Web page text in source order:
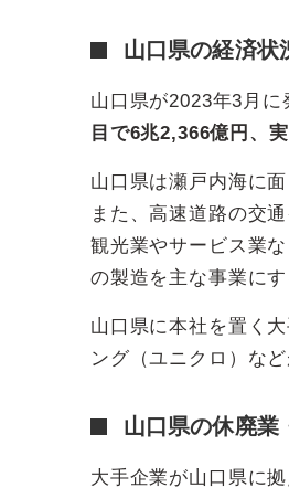
山口県の経済状
山口県が2023年3月
目で6兆2,366億円、
山口県は瀬戸内海に
また、高速道路の交
観光業やサービス業
の製造を主な事業に
山口県に本社を置く
ング（ユニクロ）など
山口県の休廃業
大手企業が山口県に